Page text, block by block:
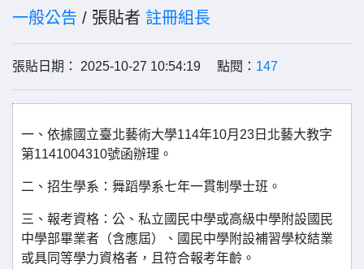
一般公告 / 張貼者 註冊組長
張貼日期： 2025-10-27 10:54:19 點閱： 147
一、依據國立臺北藝術大學114年10月23日北藝大教字
第1141004310號函辦理。
二、招生學系：舞蹈學系七年一貫制學士班。
三、報考資格：公、私立國民中學或高級中學附設國民
中學部畢業者（含應屆）、國民中學附設補習學校結業
或具同等學力資格者，且符合報考年齡。